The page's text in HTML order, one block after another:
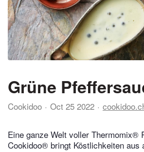
Grüne
Cookidoo Oct 25 2022
Eine ganze Welt voller Thermomix®
Cookidoo® bringt Köstlichkeiten aus